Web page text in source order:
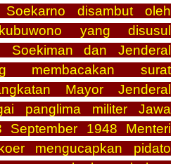
disambut oleh
yang disusul
Soekiman dan Jenderal
membacakan surat
Mayor Jenderal
panglima militer Jawa
September 1948 Menteri
mengucapkan pidato